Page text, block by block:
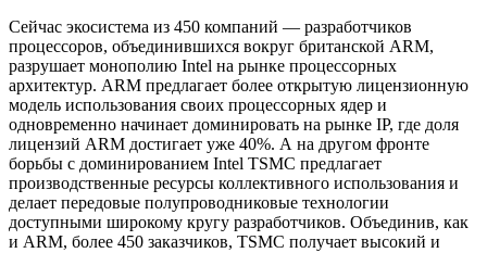
Сейчас экосистема из 450 компаний — разработчиков
процессоров, объединившихся вокруг британской ARM,
разрушает монополию Intel на рынке процессорных
архитектур. ARM предлагает более открытую лицензионную
модель использования своих процессорных ядер и
одновременно начинает доминировать на рынке IP, где доля
лицензий ARM достигает уже 40%. А на другом фронте
борьбы с доминированием Intel TSMC предлагает
производственные ресурсы коллективного использования и
делает передовые полупроводниковые технологии
доступными широкому кругу разработчиков. Объединив, как
и ARM, более 450 заказчиков, TSMC получает высокий и